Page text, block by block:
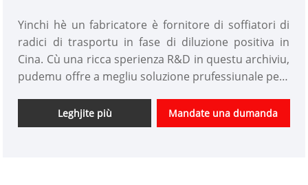
Yinchi hè un fabricatore è fornitore di soffiatori di
radici di trasportu in fase di diluzione positiva in
Cina. Cù una ricca sperienza R&D in questu archiviu,
pudemu offre a megliu soluzione prufessiunale per i
l'esteru. Avemu statu u customize Roots Blower
fabbrica in Cina secondu a dumanda di i clienti.
Leghjite più Mandate una dumanda